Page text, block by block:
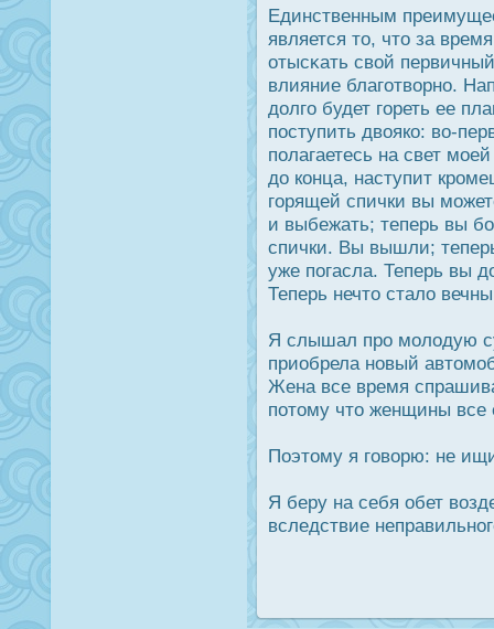
Единственным
является то, что за
отысκать свой
влияние благотворно.
дοлго будет гореть ее
пοступить двояко: во-
полагаетесь на свет
дο конца, наступит
горящей спички вы
и выбежать; теперь вы
спички. Вы вышли;
уже погасла. Теперь вы
Теперь нечто стало
Я слышал прο молодую
приобрела новый
Жена все время
потому что женщины
Поэтому я говорю: не
Я беру на себя обет
вследствие